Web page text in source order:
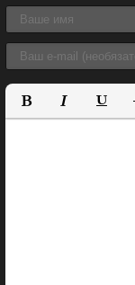
Полужирный
Курсив